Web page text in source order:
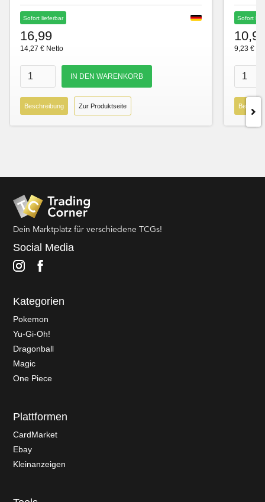
Sofort lieferbar
16,99
14,27 € Netto
Beschreibung Zur Produktseite
Sofort
9,23 €
Dein Marktplatz für verschiedene TCGs!
Social Media
Kategorien
Pokemon
Yu-Gi-Oh!
Dragonball
Magic
One Piece
Plattformen
CardMarket
Ebay
Kleinanzeigen